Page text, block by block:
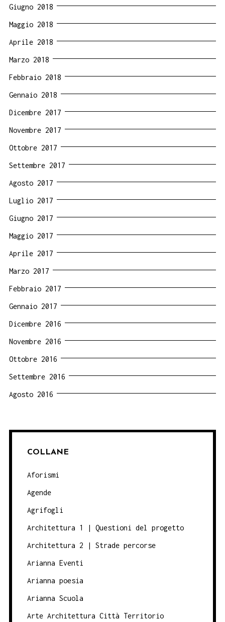
Giugno 2018
Maggio 2018
Aprile 2018
Marzo 2018
Febbraio 2018
Gennaio 2018
Dicembre 2017
Novembre 2017
Ottobre 2017
Settembre 2017
Agosto 2017
Luglio 2017
Giugno 2017
Maggio 2017
Aprile 2017
Marzo 2017
Febbraio 2017
Gennaio 2017
Dicembre 2016
Novembre 2016
Ottobre 2016
Settembre 2016
Agosto 2016
COLLANE
Aforismi
Agende
Agrifogli
Architettura 1 | Questioni del progetto
Architettura 2 | Strade percorse
Arianna Eventi
Arianna poesia
Arianna Scuola
Arte Architettura Città Territorio